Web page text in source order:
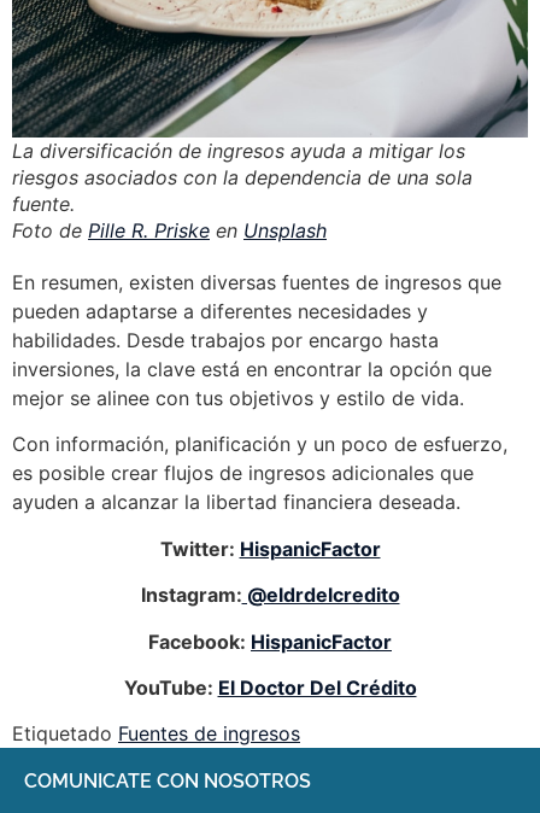
La diversificación de ingresos ayuda a mitigar los
riesgos asociados con la dependencia de una sola
fuente.
Foto de Pille R. Priske en Unsplash
En resumen, existen diversas fuentes de ingresos que
pueden adaptarse a diferentes necesidades y
habilidades. Desde trabajos por encargo hasta
inversiones, la clave está en encontrar la opción que
mejor se alinee con tus objetivos y estilo de vida.
Con información, planificación y un poco de esfuerzo,
es posible crear flujos de ingresos adicionales que
ayuden a alcanzar la libertad financiera deseada.
Twitter: HispanicFactor
Instagram: @eldrdelcredito
Facebook: HispanicFactor
YouTube: El Doctor Del Crédito
Etiquetado Fuentes de ingresos
COMUNICATE CON NOSOTROS